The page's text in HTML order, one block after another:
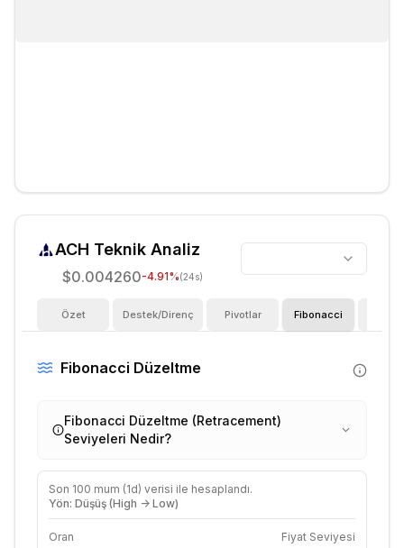
ACH Teknik Analiz
$0.004260-4.91%(24s)
Özet Destek/Direnç Pivotlar Fibonacci
Fibonacci Düzeltme
Fibonacci Düzeltme (Retracement)
Seviyeleri Nedir?
Son 100 mum (1d) verisi ile hesaplandı.
Yön: Düşüş (High -> Low)
Oran Fiyat Seviyesi